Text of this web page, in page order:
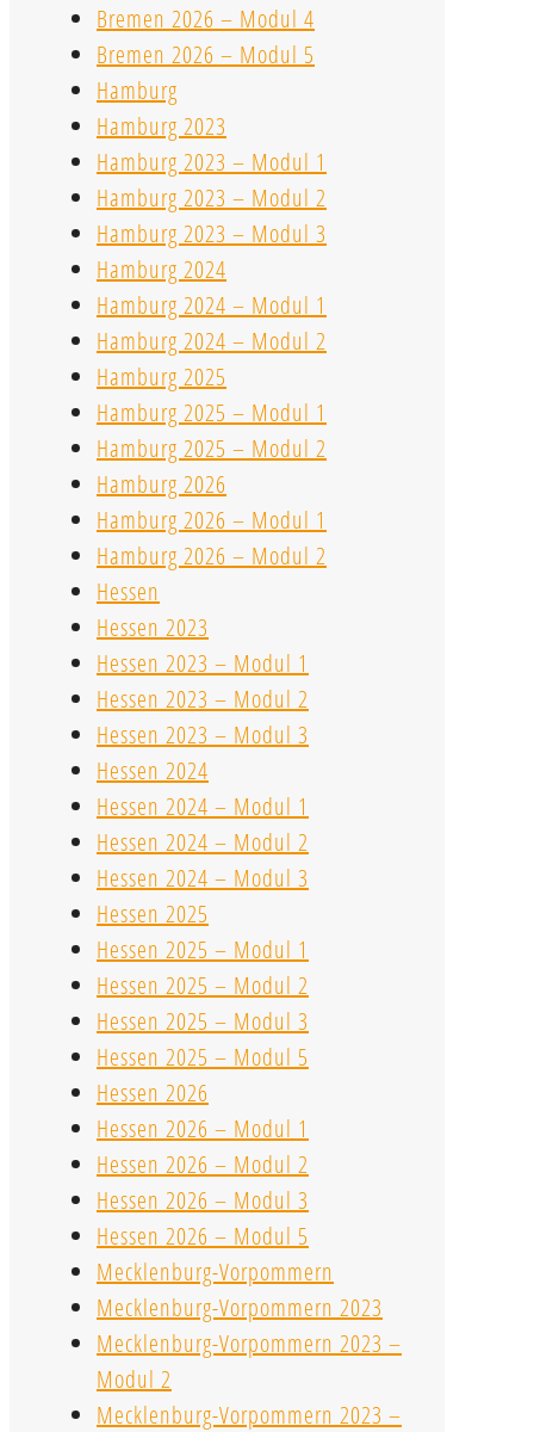
Bremen 2026 – Modul 4
Bremen 2026 – Modul 5
Hamburg
Hamburg 2023
Hamburg 2023 – Modul 1
Hamburg 2023 – Modul 2
Hamburg 2023 – Modul 3
Hamburg 2024
Hamburg 2024 – Modul 1
Hamburg 2024 – Modul 2
Hamburg 2025
Hamburg 2025 – Modul 1
Hamburg 2025 – Modul 2
Hamburg 2026
Hamburg 2026 – Modul 1
Hamburg 2026 – Modul 2
Hessen
Hessen 2023
Hessen 2023 – Modul 1
Hessen 2023 – Modul 2
Hessen 2023 – Modul 3
Hessen 2024
Hessen 2024 – Modul 1
Hessen 2024 – Modul 2
Hessen 2024 – Modul 3
Hessen 2025
Hessen 2025 – Modul 1
Hessen 2025 – Modul 2
Hessen 2025 – Modul 3
Hessen 2025 – Modul 5
Hessen 2026
Hessen 2026 – Modul 1
Hessen 2026 – Modul 2
Hessen 2026 – Modul 3
Hessen 2026 – Modul 5
Mecklenburg-Vorpommern
Mecklenburg-Vorpommern 2023
Mecklenburg-Vorpommern 2023 –
Modul 2
Mecklenburg-Vorpommern 2023 –